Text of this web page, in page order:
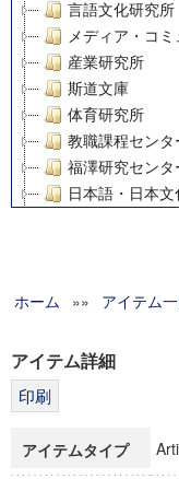
言語文化研究所
メディア・コ
産業研究所
斯道文庫
体育研究所
教職課程センタ
福澤研究センタ
日本語・日本
グローバルリ
科学研究費補助
博士課程教育
ホーム »» アイテム
アイテム詳細
アイテムタイプ